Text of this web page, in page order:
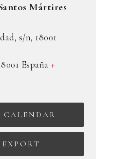
Mártires
s/n, 18001
España +
CALENDAR